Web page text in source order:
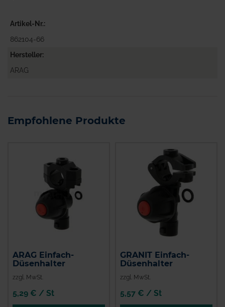
Artikel-Nr.
862104-66
Hersteller
ARAG
Empfohlene Produkte
ARAG Einfach-
Düsenhalter
zzgl. MwSt.
5,29 € / St
GRANIT Einfach-
Düsenhalter
zzgl. MwSt.
5,57 € / St